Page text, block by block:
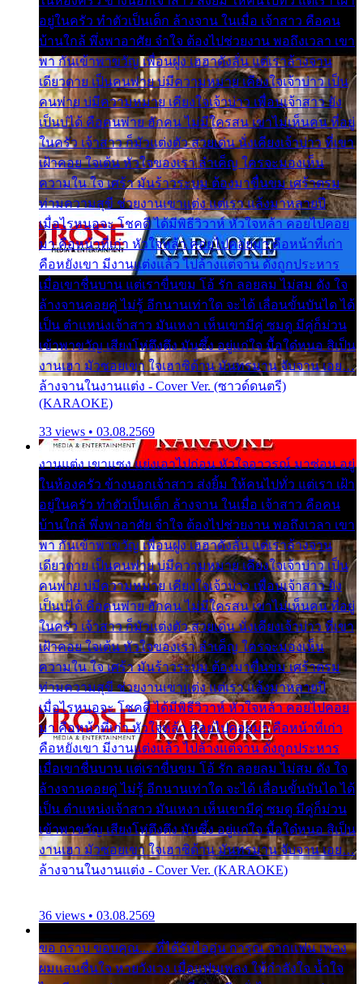
อยู่ในครัว ทำตัวเป็นเด็ก ล้างจาน ในเมื่อ เจ้าสาว คือคน
บ้านใกล้ พึ่งพาอาศัย จำใจ ต้องไปช่วยงาน พอถึงเวลา เขา
พา กันเข้าพาขวัญ เพื่อนฝูง เฮฮาดังลั่น แต่เราล้างจาน
เดียวดาย เป็นคนพ่าย บ่มีความหมาย เคียงใจเจ้าบ่าว เป็น
คนพ่าย บ่มีความหมาย เคียงใจเจ้าบ่าว เพื่อนเจ้าสาว ยัง
เป็นบ่ได้ คือคนพ่าย ฮักคน ไม่มีใครสน เขาไม่เห็นคน ที่อยู่
ในครัว เจ้าสาว ก็มัวแต่งตัว สวยเด่น นั่งเคียงเจ้าบ่าว ที่เขา
เฝ้าคอย ใจเต้น หัวใจของเรา ลำเค็ญ ใครจะมองเห็น
ความใน ใจ เศร้า มันร้าวระบม ต้องมาขื่นขม เศร้าตรม
ท่ามความสุขี ช่วยงานเขาแต่ง แต่เรา แล้งมาหลายปี
เมื่อไรหนอจะ โชคดี ได้มีพิธีวิวาห์ หัวใจหล้า คอยไปคอย
มา คือหน้าที่เก่า หัวใจหล้า คอยไปคอยมา คือหน้าที่เก่า
คือหยังเขา มีงานแต่งแล้ว ไปล้างแต่จาน ดั่งถูกประหาร
เมื่อเขาชื่นบาน แต่เราขื่นขม โอ้ รัก ลอยลม ไม่สม ดัง ใจ
ล้างจานคอยคู่ ไม่รู้ อีกนานเท่าใด จะได้ เลื่อนขั้นบันได ได้
เป็น ตำแหน่งเจ้าสาว มันเหงา เห็นเขามีคู่ ซมดู มีคู่ก็ม่วน
เข้าพาขวัญ เสียงโห่ตึงตึง มันซึ้ง อยู่แก่ใจ มื้อใด๋หนอ สิเป็น
งานเฮา มัวซอยเขา ใจเฮาซิด้าน มันทรมาน จับจาน เอย…
ล้างจานในงานแต่ง - Cover Ver. (ซาวด์ดนตรี)
(KARAOKE)
33 views • 03.08.2569
งานแต่ง เขาแซง แย่งเอาไปก่อน หัวใจอาวรณ์ มาซ่อน อยู่
ในห้องครัว ข้างนอกเจ้าสาว ส่งยิ้ม ให้คนไปทั่ว แต่เรา เฝ้า
อยู่ในครัว ทำตัวเป็นเด็ก ล้างจาน ในเมื่อ เจ้าสาว คือคน
บ้านใกล้ พึ่งพาอาศัย จำใจ ต้องไปช่วยงาน พอถึงเวลา เขา
พา กันเข้าพาขวัญ เพื่อนฝูง เฮฮาดังลั่น แต่เราล้างจาน
เดียวดาย เป็นคนพ่าย บ่มีความหมาย เคียงใจเจ้าบ่าว เป็น
คนพ่าย บ่มีความหมาย เคียงใจเจ้าบ่าว เพื่อนเจ้าสาว ยัง
เป็นบ่ได้ คือคนพ่าย ฮักคน ไม่มีใครสน เขาไม่เห็นคน ที่อยู่
ในครัว เจ้าสาว ก็มัวแต่งตัว สวยเด่น นั่งเคียงเจ้าบ่าว ที่เขา
เฝ้าคอย ใจเต้น หัวใจของเรา ลำเค็ญ ใครจะมองเห็น
ความใน ใจ เศร้า มันร้าวระบม ต้องมาขื่นขม เศร้าตรม
ท่ามความสุขี ช่วยงานเขาแต่ง แต่เรา แล้งมาหลายปี
เมื่อไรหนอจะ โชคดี ได้มีพิธีวิวาห์ หัวใจหล้า คอยไปคอย
มา คือหน้าที่เก่า หัวใจหล้า คอยไปคอยมา คือหน้าที่เก่า
คือหยังเขา มีงานแต่งแล้ว ไปล้างแต่จาน ดั่งถูกประหาร
เมื่อเขาชื่นบาน แต่เราขื่นขม โอ้ รัก ลอยลม ไม่สม ดัง ใจ
ล้างจานคอยคู่ ไม่รู้ อีกนานเท่าใด จะได้ เลื่อนขั้นบันได ได้
เป็น ตำแหน่งเจ้าสาว มันเหงา เห็นเขามีคู่ ซมดู มีคู่ก็ม่วน
เข้าพาขวัญ เสียงโห่ตึงตึง มันซึ้ง อยู่แก่ใจ มื้อใด๋หนอ สิเป็น
งานเฮา มัวซอยเขา ใจเฮาซิด้าน มันทรมาน จับจาน เอย…
ล้างจานในงานแต่ง - Cover Ver. (KARAOKE)
36 views • 03.08.2569
ขอ กราบ ขอบคุณ.... ที่ได้รับไออุ่น การุณ จากแฟน เพลง
ผมแสนชื่นใจ หายวังเวง เมื่อแฟนเพลง ให้กำลังใจ น้ำใจ